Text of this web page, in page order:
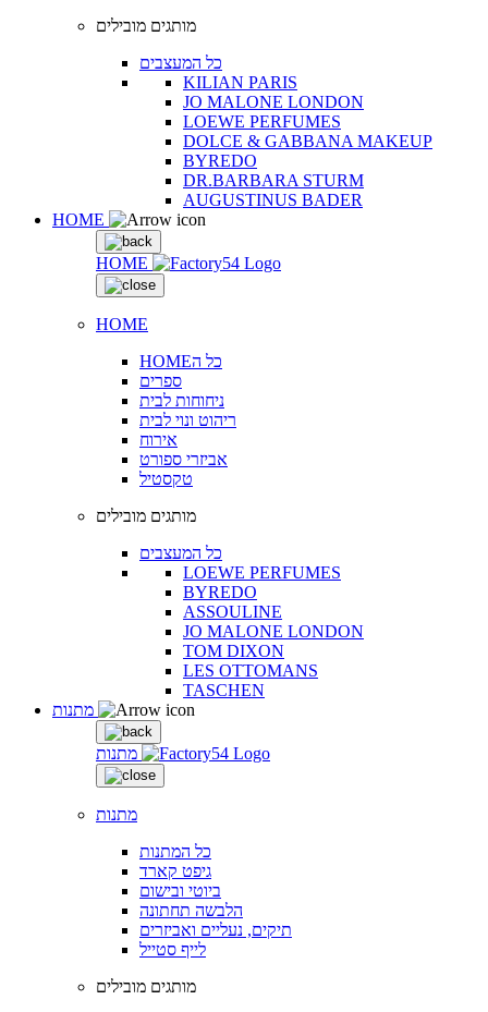
מותגים מובילים
כל המעצבים
KILIAN PARIS
JO MALONE LONDON
LOEWE PERFUMES
DOLCE & GABBANA MAKEUP
BYREDO
DR.BARBARA STURM
AUGUSTINUS BADER
HOME
HOME
HOME
HOMEכל ה
ספרים
ניחוחות לבית
ריהוט ונוי לבית
אירוח
אביזרי ספורט
טקסטיל
מותגים מובילים
כל המעצבים
LOEWE PERFUMES
BYREDO
ASSOULINE
JO MALONE LONDON
TOM DIXON
LES OTTOMANS
TASCHEN
מתנות
מתנות
כל המתנות
גיפט קארד
ביוטי ובישום
הלבשה תחתונה
תיקים, נעליים ואביזרים
לייף סטייל
מותגים מובילים